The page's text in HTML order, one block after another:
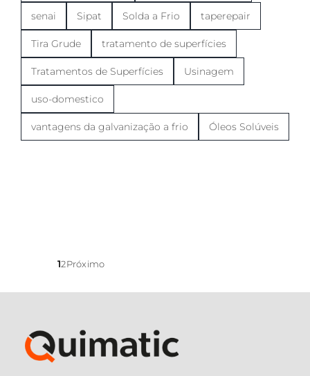
senai Sipat Solda a Frio taperepair
Tira Grude tratamento de superfícies
Tratamentos de Superfícies Usinagem
uso-domestico
vantagens da galvanização a frio Óleos Solúveis
12Próximo